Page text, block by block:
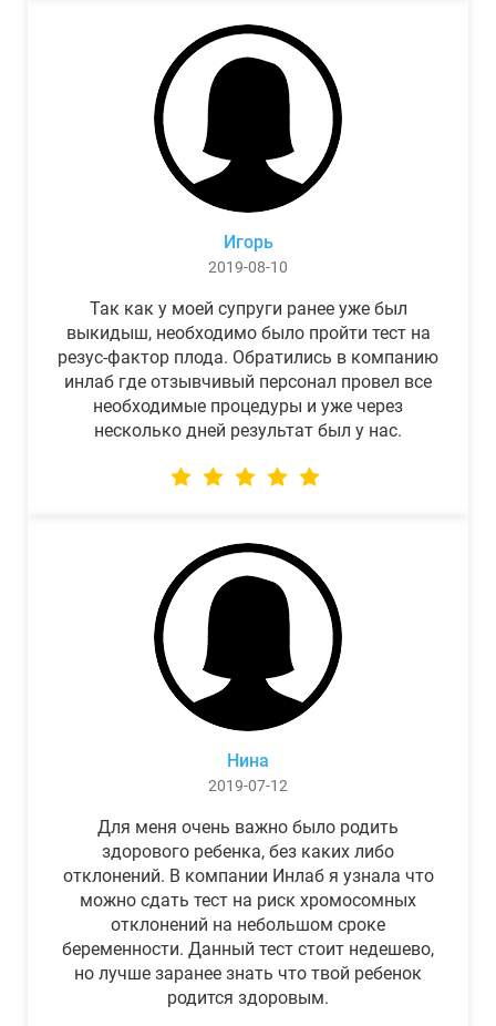
Игорь
2019-08-10
Так как у моей супруги ранее уже был
выкидыш, необходимо было пройти тест на
резус-фактор плода. Обратились в компанию
инлаб где отзывчивый персонал провел все
необходимые процедуры и уже через
несколько дней результат был у нас.
Нина
2019-07-12
Для меня очень важно было родить
здорового ребенка, без каких либо
отклонений. В компании Инлаб я узнала что
можно сдать тест на риск хромосомных
отклонений на небольшом сроке
беременности. Данный тест стоит недешево,
но лучше заранее знать что твой ребенок
родится здоровым.